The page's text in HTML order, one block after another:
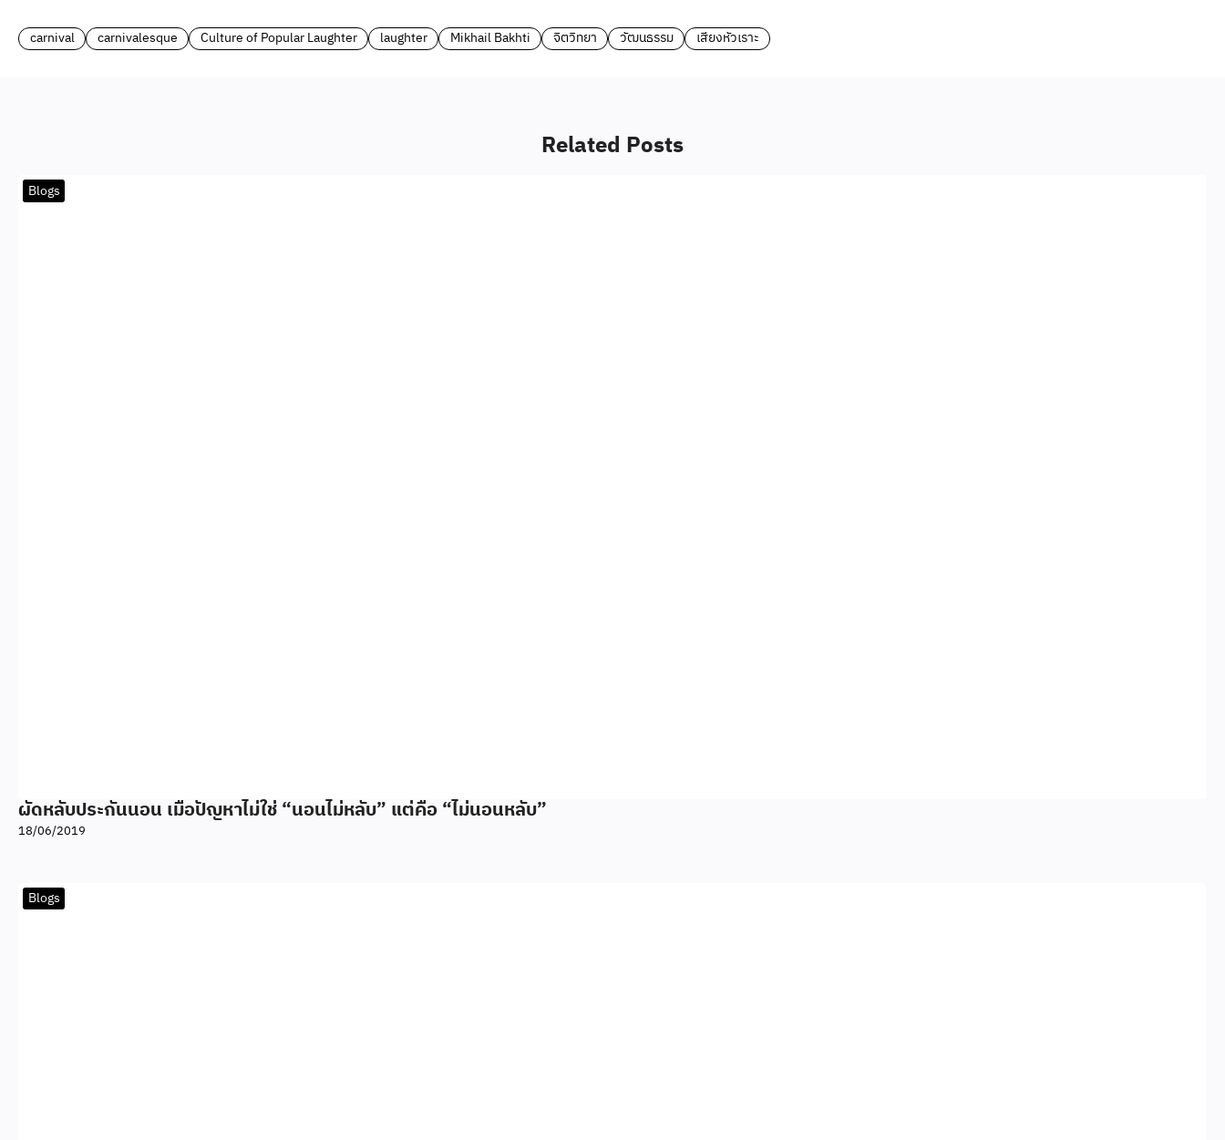
carnival carnivalesque Culture of Popular Laughter laughter Mikhail Bakhti จิตวิทยา วัฒนธรรม เสียงหัวเราะ
Related Posts
Blogs
ผัดหลับประกันนอน เมื่อปัญหาไม่ใช่ “นอนไม่หลับ” แต่คือ “ไม่นอนหลับ”
18/06/2019
Blogs